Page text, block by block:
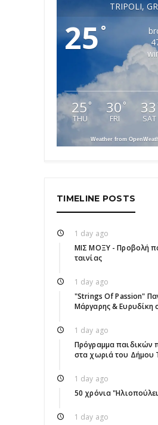
TRIPOLI, GR
25°
25 °
THU
30 °
FRI
33
SAT
Weather from
TIMELINE POSTS
1 day ago
ΜΙΣ ΜΟΞΥ - Προβολή
ταινίας
1 day ago
"Strings Of Passion"
Μάργαρης & Ευρυδίκη
1 day ago
Πρόγραμμα παιδικών
στα χωριά του Δήμου
1 day ago
50 χρόνια
1 day ago